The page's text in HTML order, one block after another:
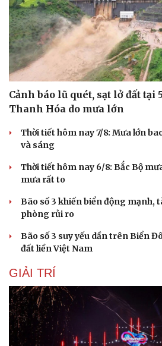
Cảnh báo lũ quét, sạt lở đất tại
Thanh Hóa do mưa lớn
Thời tiết hôm nay 7/8: Mưa lớn
và sáng
Thời tiết hôm nay 6/8: Bắc Bộ
mưa rất to
Bão số 3 khiến biển động mạnh,
phòng rủi ro
Bão số 3 suy yếu dần trên Biển
đất liền Việt Nam
GIẢI TRÍ